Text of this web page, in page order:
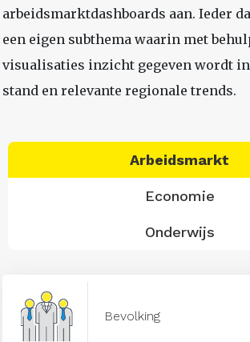
arbeidsmarktdashboards aan. Ieder
een eigen subthema waarin met
visualisaties inzicht gegeven wordt in
stand en relevante regionale trends.
Arbeidsmarkt
Economie
Onderwijs
Bevolking